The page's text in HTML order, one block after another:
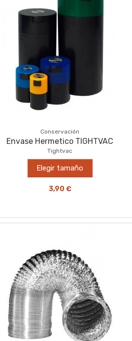
Conservación
Envase Hermetico TIGHTVAC
Tightvac
Elegir tamaño
3,90 €